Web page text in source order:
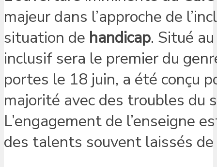
majeur dans l’approche de
situation de handicap. Situé
inclusif sera le premier du
portes le 18 juin, a été conçu
majorité avec des troubles du
L’engagement de l’enseigne
des talents souvent laissés